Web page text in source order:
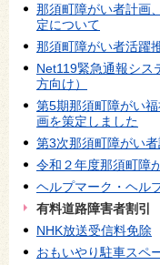
那須町障がい者計画
定について
那須町障がい者活躍
Net119緊急通報シス
方向け）
第5期那須町障がい
画を策定しました
第3次那須町障がい
令和２年度那須町障
ヘルプマーク・ヘル
有料道路障害者割引
NHK放送受信料免除
おもいやり駐車スペ